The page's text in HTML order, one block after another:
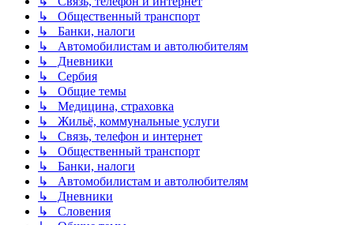
↳ Общественный транспорт
↳ Банки, налоги
↳ Автомобилистам и автолюбителям
↳ Дневники
↳ Сербия
↳ Общие темы
↳ Медицина, страховка
↳ Жильё, коммунальные услуги
↳ Связь, телефон и интернет
↳ Общественный транспорт
↳ Банки, налоги
↳ Автомобилистам и автолюбителям
↳ Дневники
↳ Словения